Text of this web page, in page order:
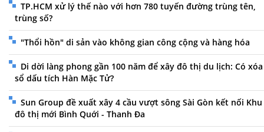
TP.HCM xử lý thế nào với hơn 780 tuyến đường trùng tên,
trùng số?
"Thổi hồn" di sản vào không gian công cộng và hàng hóa
Di dời làng phong gần 100 năm để xây đô thị du lịch: Có xóa
sổ dấu tích Hàn Mặc Tử?
Sun Group đề xuất xây 4 cầu vượt sông Sài Gòn kết nối Khu
đô thị mới Bình Quới - Thanh Đa